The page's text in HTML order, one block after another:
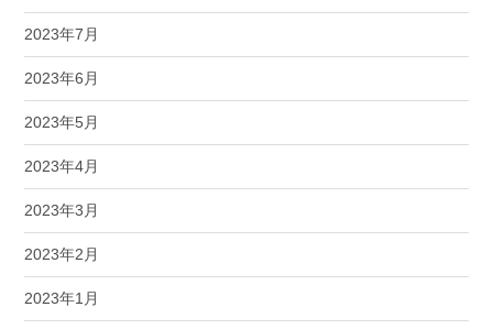
2023年7月
2023年6月
2023年5月
2023年4月
2023年3月
2023年2月
2023年1月